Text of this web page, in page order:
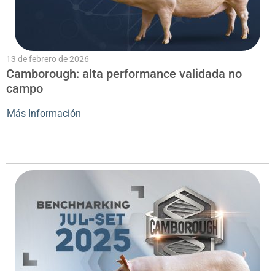
13 de febrero de 2026
Camborough: alta performance validada no
campo
Más Información